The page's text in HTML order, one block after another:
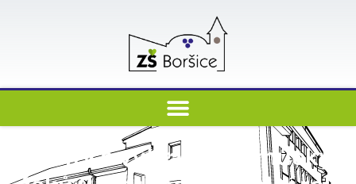
Sešity a výtvarné pomůcky